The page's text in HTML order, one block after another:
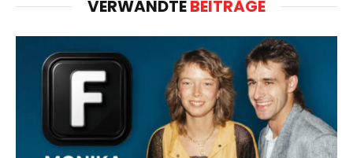
VERWANDTEBEITRÄGE